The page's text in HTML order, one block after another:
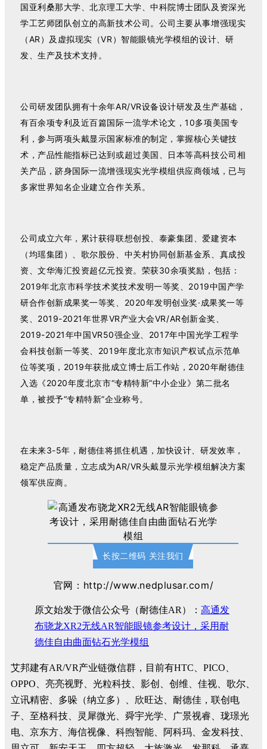
国亚利桑那大学、北京理工大学、中科院博士团队及资深光
学工艺师团队创立的高新技术公司。公司主要从事增强现实
（AR）及虚拟现实（VR）智能眼镜光学模组的设计、研
发、生产及技术支持。
公司研发团队拥有十余年AR/VR设备设计研发及生产基础，
有百余项专利及近百篇国际一流学术论文，10多项美国专
利，参与两项头戴显示国家标准的制定，掌握核心关键技
术，产品性能指标已达到或超过美国、日本等高科技公司相
关产品，跻身国际一流增强现实光学模组供应商领域，已与
多家世界知名企业建立合作关系。
公司成立六年，累计获得联想创投、泰豪集团、爱建资本
（均瑶集团）、歌尔股份、中关村协同创新基金系、真成投
资、文华海汇投资超亿元投资。 荣获30余项奖励，包括：
2019年北京市科学技术奖技术发明一等奖、2019中国产学
研合作创新成果奖一等奖、2020年发明创业奖·成果奖一等
奖、2019-2021年世界VR产业大会VR/AR创新金奖、
2019-2021年中国VR50强企业、2017年中国光学工程学
会科技创新一等奖、2019年度北京市知识产权试点示范单
位等奖项， 2019年获批成立博士后工作站， 2020年耐德佳
入选《2020年度北京市“专精特新”中小企业》第二批名
单，被授予“专精特新”企业称号。
在未来3-5年，耐德佳将抓住机遇，加快设计、研发效率，
稳定产品质量，立志成为AR/VR头戴显示光学模组解决方案
领军供应商。
长按二维码 关注我们
官网：http://www.nedplusar.com/
原文始发于微信公众号（耐德佳AR）： 高通发
布骁龙XR2无线AR智能眼镜参考设计，采用耐
德佳自由曲面钻石光学模组
艾邦建有AR/VR产业链微信群，目前有HTC、PICO、
OPPO、亮亮视野、光粒科技、影创、创维、佳视、歌尔、
立讯精密、多哚（纳立多）、欣旺达、耐德佳，联创电
子、至格科技、灵犀微光、舜宇光学、广景视睿、珑璟光
电、京东方、海信视像、科煦智能、阿科玛、金发科技、